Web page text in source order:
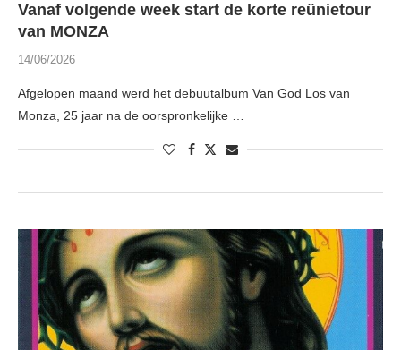
Vanaf volgende week start de korte reünietour
van MONZA
14/06/2026
Afgelopen maand werd het debuutalbum Van God Los van
Monza, 25 jaar na de oorspronkelijke …